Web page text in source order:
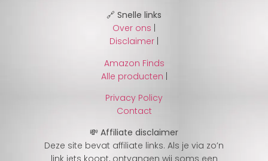
🔗 Snelle links
Over ons
Disclaimer
Amazon Finds
Alle producten |
Privacy Policy
Contact
💸 Affiliate disclaimer
Deze site bevat affiliate links. Als je via zo’n